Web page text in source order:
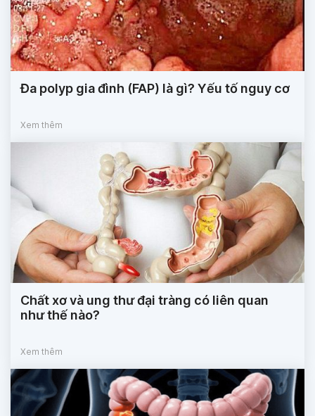
Đa polyp gia đình (FAP) là gì? Yếu tố nguy cơ
Xem thêm
Chất xơ và ung thư đại tràng có liên quan
như thế nào?
Xem thêm